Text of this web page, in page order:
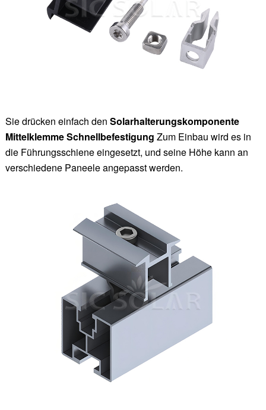
Sie drücken einfach den Solarhalterungskomponente
Mittelklemme Schnellbefestigung Zum Einbau wird es in
die Führungsschiene eingesetzt, und seine Höhe kann an
verschiedene Paneele angepasst werden.